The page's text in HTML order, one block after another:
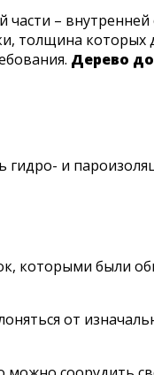
–
толщина
Дерево
гидро- и
которыми были
от